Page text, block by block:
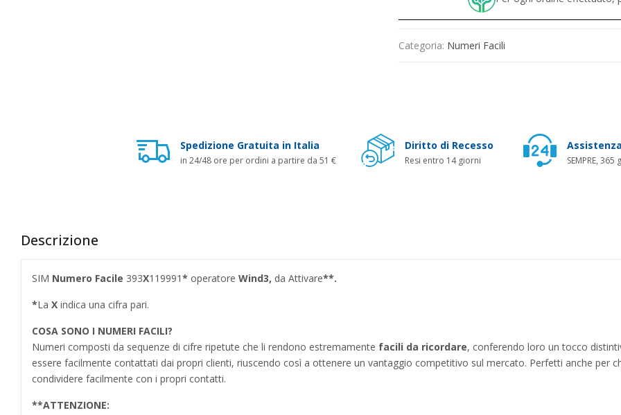
Categoria: Numeri Facili
Spedizione Gratuita in Italia
in 24/48 ore per ordini a partire da 51 €
Diritto di Recesso
Resi entro 14 giorni SEMPRE, 365
Descrizione
SIM Numero Facile 393X119991* operatore Wind3, da Attivare**.
*La X indica una cifra pari.
COSA SONO I NUMERI FACILI?
Numeri composti da sequenze di cifre ripetute che li rendono estremamente facili da ricordare, conferendo loro un tocco
essere facilmente contattati dai propri clienti, riuscendo così a ottenere un vantaggio competitivo sul mercato. Perfetti anche per
condividere facilmente con i propri contatti.
**ATTENZIONE: